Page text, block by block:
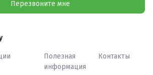
Перезвоните мне
Полезная
информация
Контакты